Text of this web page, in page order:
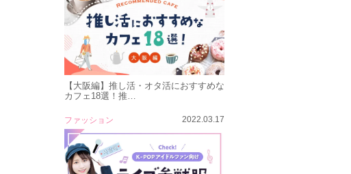
【大阪編】推し活・オタ活におすすめな
カフェ18選！推…
ファッション 2022.03.17